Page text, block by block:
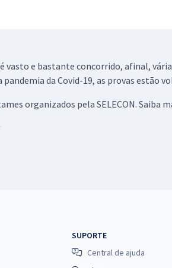
vasto e bastante concorrido, afinal,
da Covid-19, as provas estão
organizados pela SELECON. Saiba
Nacional de Seleções e Concursos,
para os cargos em aberto nas
os setores público e privado com
SUPORTE
Central de ajuda